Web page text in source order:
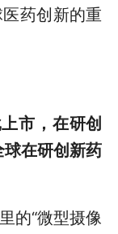
药创新的重
市，在研创
在研创新药
的“微型摄像